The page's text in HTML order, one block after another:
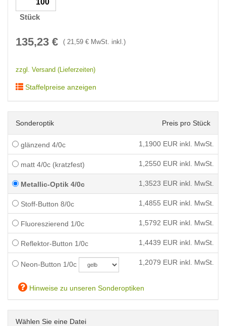
Stück
135,23 € ( 21,59 € MwSt. inkl.)
zzgl. Versand (Lieferzeiten)
Staffelpreise anzeigen
Sonderoptik Preis pro Stück
glänzend 4/0c 1,1900 EUR inkl. MwSt.
matt 4/0c (kratzfest) 1,2550 EUR inkl. MwSt.
Metallic-Optik 4/0c 1,3523 EUR inkl. MwSt.
Stoff-Button 8/0c 1,4855 EUR inkl. MwSt.
Fluoreszierend 1/0c 1,5792 EUR inkl. MwSt.
Reflektor-Button 1/0c 1,4439 EUR inkl. MwSt.
Neon-Button 1/0c 1,2079 EUR inkl. MwSt.
Hinweise zu unseren Sonderoptiken
Wählen Sie eine Datei